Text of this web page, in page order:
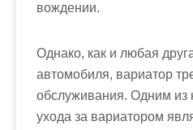
вождении.
Однако, как и любая
автомобиля, вариатор
обслуживания. Одним из
ухода за вариатором